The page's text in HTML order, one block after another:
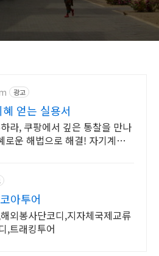
광고
얻는 실용서
라, 쿠팡에서 깊은 통찰을 만나
로운 해법으로 해결! 자기계발
아투어
외봉사단코디,지자체국제교류
,트래킹투어